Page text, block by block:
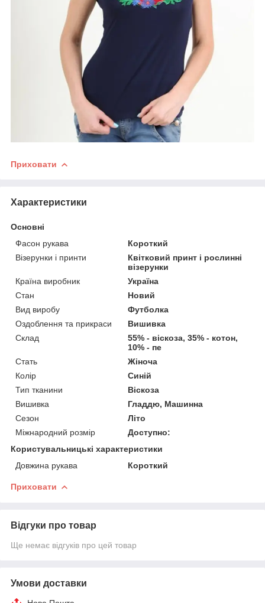
Приховати
Характеристики
Основні
Фасон рукава
Короткий
Візерунки і принти
Квітковий принт і рослинні
візерунки
Країна виробник
Україна
Стан
Новий
Вид виробу
Футболка
Оздоблення та прикраси
Вишивка
Склад
55% - віскоза, 35% - котон,
10% - пе
Стать
Жіноча
Колір
Синій
Тип тканини
Віскоза
Вишивка
Гладдю, Машинна
Сезон
Літо
Міжнародний розмір
Доступно:
Користувальницькі характеристики
Довжина рукава
Короткий
Приховати
Відгуки про товар
Ще немає відгуків про цей товар
Умови доставки